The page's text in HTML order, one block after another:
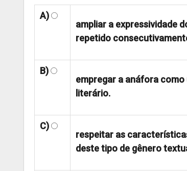
A)
ampliar a expressividade
repetido
B)
empregar a anáfora
literário.
C)
respeitar as
deste tipo de gênero